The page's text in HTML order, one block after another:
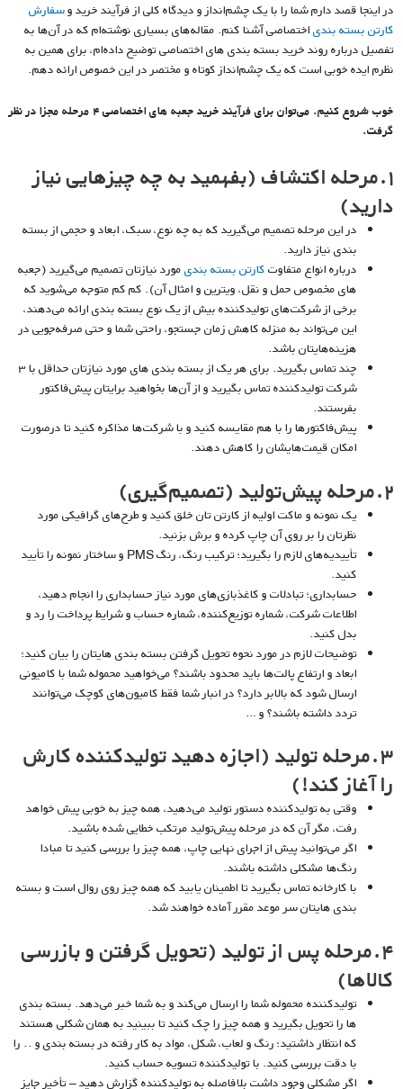
در اینجا قصد دارم شما را با یک چشم‌انداز و دیدگاه کلی از فرآیند خرید وسفارش
کارتن بسته بندی اختصاصی آشنا کنم. مقاله‌های بسیاری نوشته‌ام که در آن‌ها به
تفصیل درباره روند خرید بسته بندی های اختصاصی توضیح داده‌ام، برای همین به
نظرم ایده خوبی است که یک چشم‌انداز کوتاه و مختصر در این خصوص ارائه دهم.
خوب شروع کنیم. می‌توان برای فرآیند خرید جعبه های اختصاصی ۴ مرحله مجزا در نظر
گرفت.
۱.مرحله اکتشاف (بفهمید به چه چیزهایی نیاز
دارید)
در این مرحله تصمیم می‌گیرید که به چه نوع، سبک، ابعاد و حجمی از بسته
بندی نیاز دارید.
درباره انواع متفاوت کارتن بسته بندی مورد نیازتان تصمیم می‌گیرید (جعبه
های مخصوص حمل و نقل، ویترین و امثال آن). کم کم متوجه می‌شوید که
برخی از شرکت‌های تولیدکننده بیش از یک نوع بسته بندی ارائه می‌دهند،
این می‌تواند به منزله کاهش زمان جستجو، راحتی شما و حتی صرفه‌جویی در
هزینه‌هایتان باشد.
چند تماس بگیرید. برای هر یک از بسته بندی های مورد نیازتان حداقل با ۳
شرکت تولیدکننده تماس بگیرید و از آن‌ها بخواهید برایتان پیش‌فاکتور
بفرستند.
پیش‌فاکتورها را با هم مقایسه کنید و با شرکت‌ها مذاکره کنید تا درصورت
امکان قیمت‌هایشان را کاهش دهند.
۲.مرحله پیش‌تولید (تصمیم‌گیری)
یک نمونه و ماکت اولیه از کارتن تان خلق کنید و طرح‌های گرافیکی مورد
نظرتان را بر روی آن چاپ کرده و برش بزنید.
تأییدیه‌های لازم را بگیرید؛ ترکیب رنگ، رنگ PMS و ساختار نمونه را تأیید
کنید.
حسابداری؛ تبادلات و کاغذبازی‌های مورد نیاز حسابداری را انجام دهید،
اطلاعات شرکت، شماره توزیع‌کننده، شماره حساب و شرایط پرداخت را رد و
بدل کنید.
توضیحات لازم در مورد نحوه تحویل گرفتن بسته بندی هایتان را بیان کنید؛
ابعاد و ارتفاع پالت‌ها باید محدود باشند؟ می‌خواهید محموله شما با کامیونی
ارسال شود که بالابر دارد؟ در انبار شما فقط کامیون‌های کوچک می‌توانند
تردد داشته باشند؟ و …
۳.مرحله تولید (اجازه دهید تولیدکننده کارش
را آغاز کند!)
وقتی به تولیدکننده دستور تولید می‌دهید، همه چیز به خوبی پیش خواهد
رفت، مگر آن که در مرحله پیش‌تولید مرتکب خطایی شده باشید.
اگر می‌توانید پیش از اجرای نهایی چاپ، همه چیز را بررسی کنید تا مبادا
رنگ‌ها مشکلی داشته باشند.
با کارخانه تماس بگیرید تا اطمینان یابید که همه چیز روی روال است و بسته
بندی هایتان سر موعد مقرر آماده خواهند شد.
۴.مرحله پس از تولید (تحویل گرفتن و بازرسی
کالاها)
تولیدکننده محموله شما را ارسال می‌کند و به شما خبر می‌دهد. بسته بندی
ها را تحویل بگیرید و همه چیز را چک کنید تا ببینید به همان شکلی هستند
که انتظار داشتید؛ رنگ و لعاب، شکل، مواد به کار رفته در بسته بندی و .. را
با دقت بررسی کنید. با تولیدکننده تسویه حساب کنید.
اگر مشکلی وجود داشت بلافاصله به تولیدکننده گزارش دهید – تأخیر جایز